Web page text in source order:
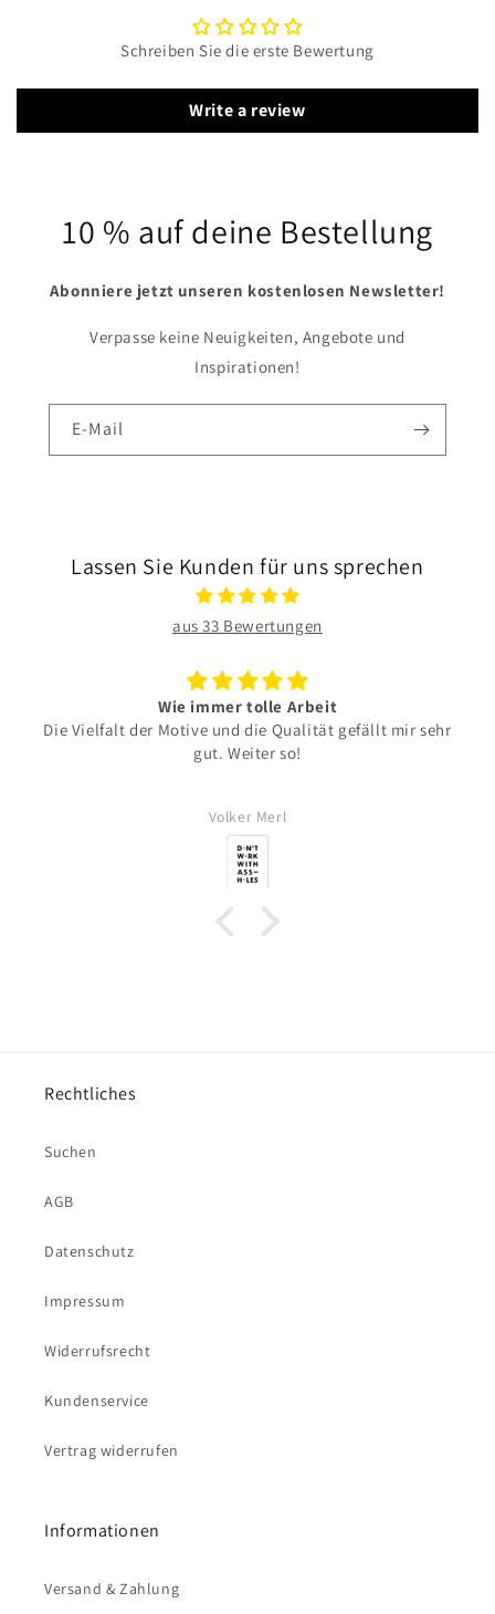
Schreiben Sie die erste Bewertung
Write a review
10 % auf deine Bestellung
Abonniere jetzt unseren kostenlosen Newsletter!
Verpasse keine Neuigkeiten, Angebote und
Inspirationen!
E-Mail
Lassen Sie Kunden für uns sprechen
aus 33 Bewertungen
Wie immer tolle Arbeit
Die Vielfalt der Motive und die Qualität gefällt mir sehr
gut. Weiter so!
Volker Merl
Rechtliches
Suchen
AGB
Datenschutz
Impressum
Widerrufsrecht
Kundenservice
Vertrag widerrufen
Informationen
Versand & Zahlung